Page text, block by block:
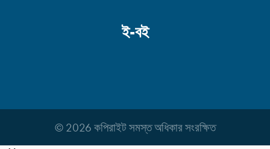
ই-বই
© 2026 কপিরাইট সমস্ত অধিকার সংরক্ষিত